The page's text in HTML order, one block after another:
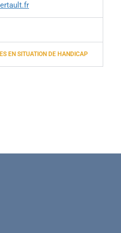
EN SITUATION DE HANDICAP